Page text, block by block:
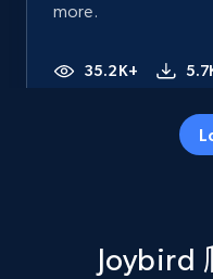
more.
35.2K+
price, Currency,
Joybird